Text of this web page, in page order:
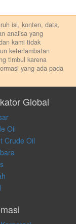
isi, konten, data,
analisa yang
kami tidak
keterlambatan
timbul karena
yang ada pada
untuk
terkait dengan
jawab
dan situasi
tidak
Global
Oil
Crude Oil